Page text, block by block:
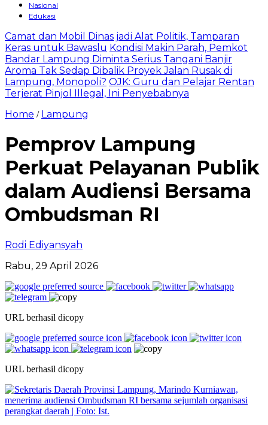
Nasional
Edukasi
Camat dan Mobil Dinas jadi Alat Politik, Tamparan
Keras untuk Bawaslu Kondisi Makin Parah, Pemkot
Bandar Lampung Diminta Serius Tangani Banjir
Aroma Tak Sedap Dibalik Proyek Jalan Rusak di
Lampung, Monopoli? OJK: Guru dan Pelajar Rentan
Terjerat Pinjol Illegal, Ini Penyebabnya
Home / Lampung
Pemprov Lampung
Perkuat Pelayanan Publik
dalam Audiensi Bersama
Ombudsman RI
Rodi Ediyansyah
Rabu, 29 April 2026
URL berhasil dicopy
URL berhasil dicopy